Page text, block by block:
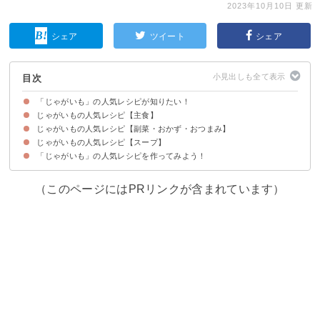
2023年10月10日 更新
シェア ツイート シェア
目次
「じゃがいも」の人気レシピが知りたい！
じゃがいもの人気レシピ【主食】
【つくれぽ2728件】お家で本格スープカレー【動画】
【つくれぽ1522件】子供も大好き！ミートソースグラタン【動画】
【つくれぽ1111件】暑い夏にぴったり！夏野菜カレー
【つくれぽ2166件】餃子の皮でチーズたっぷり本格ラザニア【動画】
【つくれぽ6551件】じゃがいもを味わう簡単ポテトグラタン
【つくれぽ1025件】じゃがいものニョッキ
【つくれぽ1417件】バター風味ポテトグラタン
【つくれぽ2037件】チーズたっぷり！トマト鍋
じゃがいもの人気レシピ【副菜・おかず・おつまみ】
【つくれぽ2339件】お弁当におすすめ！じゃが丸コーン【動画】
【つくれぽ3272件】ヘルシー！おからのチキンナゲット
【つくれぽ2237件】カリカリ豚肉とじゃがいもの炒め物【動画】
【つくれぽ1399件】おやつにぴったり！ポテトパフ【動画】
【つくれぽ1913件】カリモチ食感！鶏むねポテト【動画】
【つくれぽ2255件】ヘルシー！じゃがいもとキャベツのチーズ焼き【動画】
【つくれぽ2255件】こっくり美味しい煮物じゃがいもと玉ねぎの甘辛煮【動
画】
【つくれぽ3413件】ビールのおつまみに！じゃがいも入りアスパラベーコン
【動画】
【つくれぽ1333件】簡単じゃがバター
【つくれぽ2454件】甘辛じゃが玉と豚ひき肉のマヨ焼き【動画】
【つくれぽ1610件】じゃがいもで簡単チンジャオロース
【つくれぽ2171件】じゃがいも入りスパニッシュオムレツ【動画】
【つくれぽ4924件】生クリームで本格コロッケ【動画】
【つくれぽ1803件】濃厚まったりマッシュポテト【動画】
【つくれぽ4810件】おつまみにぴったり！ズッキーニとじゃがいもの和風マ
リネ【動画】
【つくれぽ2189件】揚げずにヘルシーポテトチップス
【つくれぽ10000超！】大人気レシピ！ポテトサラダ【動画】
【つくれぽ2647件】フライパンで！鮭のちゃんちゃん焼き【動画】
【つくれぽ10000件超！】煮物の定番！黄金比率でつくる肉じゃが【動画】
【つくれぽ1969件】常備薬におすすめ！新じゃがの味噌炒め【動画】
【つくれぽ3475件】お酒のおつまみにぴったり！簡単シンプル！ポテトサラ
ダ【動画】
【つくれぽ4852件】甘辛鳥ももとじゃがいもの照り焼き【動画】
【つくれぽ2479件】絶品！ポークピンズ【動画】
【つくれぽ2589件】みんな大好き！サクサクコロッケ【動画】
【つくれぽ2399件】とろり餡が美味しいじゃがいものそぼろ煮【動画】
【つくれぽ1419件】いかとじゃがいものガリバタ風味【動画】
【つくれぽ1245件】揚げずにヘルシー！フライドポテト
【つくれぽ1802件】家で手作り！ハッシュドポテト
【つくれぽ1932件】じゃがいもと塩昆布のマヨネーズサラダ【動画】
【つくれぽ4779件】混ぜて焼くだけ簡単チーズ入り芋餅【動画】
【つくれぽ7098件】ビールのおつまみに！時短で簡単ジャーマンポテト【動
画】
【つくれぽ1235件】青のり香るのり塩ポテト【動画】
【つくれぽ10000件超！】大人気！テリヤキポテト【動画】
【つくれぽ3280件】じゃがいもとしめじのこっくりマヨネーズ炒め【動画】
【つくれぽ1242件】簡単じゃがいものオイスター炒め
【つくれぽ1430件】付け合わせにおすすめ！じゃがいものミルク煮
【つくれぽ3803件】じゃがいもと挽き肉のオープン焼き
【つくれぽ1181件】昔ながらの煮物甘辛新じゃがの煮ころがし
【つくれぽ3284件】手作りサクサクフライドポテト【動画】
【つくれぽ1205件】黄金比で作るシンプルな芋餅【動画】
【つくれぽ2556件】じゃがいも消費におすすめガレット【動画】
【つくれぽ1651件】モッチリ食感！じゃがいもチヂミ
【つくれぽ2846件】あっさり煮物塩味肉じゃが【動画】
【つくれぽ1839件】スパイス香るじゃがいものガレット【動画】
【つくれぽ3778件】止まらない！コンソメチーズポテト【動画】
【つくれぽ1607件】じゃがいものもっちりチヂミ【動画】
【つくれぽ2424件】カリモチ食感ハッシュドポテト【動画】
【つくれぽ2848件】しょうゆが香るじゃがいもの炒め物
【つくれぽ2889件】とろとろじゃがいもとサーモンのオーブン焼き【動画】
【つくれぽ3449件】お酒が進む！ジャーマンポテト【動画】
【つくれぽ6184件】旨味たっぷり！鮭とじゃがいもの塩バター【動画】
【つくれぽ4356件】モチトロ！チーズじゃがもち
【つくれぽ4713件】じゃがいも消費にコンソメポテト【動画】
【つくれぽ2911件】揚げずにヘルシー！スコップコロッケ【動画】
じゃがいもの人気レシピ【スープ】
【つくれぽ9631件】ルウ不使用！クリームシチュー【動画】
【つくれぽ6525件】朝食にもおすすめミネストローネ【動画】
【つくれぽ1122件】体温まるじゃがいもスープ【動画】
【つくれぽ7834件】ゴロゴロじゃがいものポトフ
【つくれぽ2059件】こっくり美味しい！クラムチャウダー
【つくれぽ1414件】和風！味噌ミルクスープ
【つくれぽ1712件】ヘルシーで美味しいビシソワーズ
【つくれぽ4180件】じゃがいもゴロゴロビーフシチュー
「じゃがいも」の人気レシピを作ってみよう！
（このページにはPRリンクが含まれています）